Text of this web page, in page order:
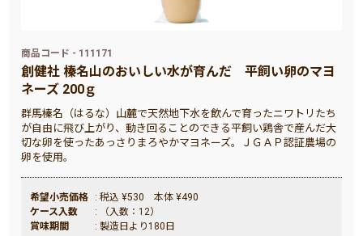
商品コード - 111171
創健社 榛名山のおいしい水が育んだ 平飼い卵のマヨ
ネーズ 200ｇ
群馬榛名（はるな）山麓で天然地下水を飲んで育ったニワトリたち
が自由に飛び上がり、動き回ることのできる平飼い鶏舎で産んだ大
切な卵を使ったあっさりまろやかマヨネーズ。ＪＧＡＰ認証農場の
卵を使用。
希望小売価格
: 税込 ¥530 本体 ¥490
ケース入数
: （入数：12）
賞味期間
: 製造日より180日